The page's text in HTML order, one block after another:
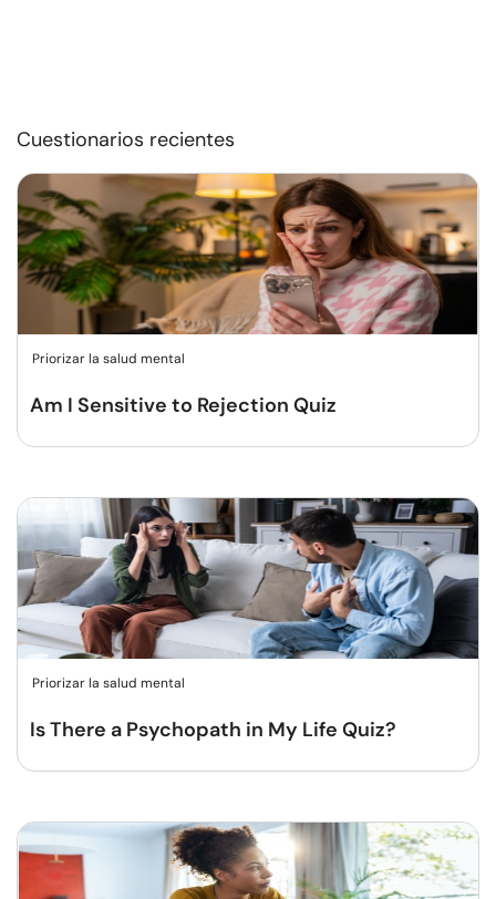
Cuestionarios recientes
Priorizar la salud mental
Am I Sensitive to Rejection Quiz
Priorizar la salud mental
Is There a Psychopath in My Life Quiz?